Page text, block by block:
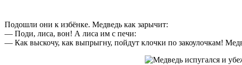
Подошли они к избёнке. Медведь как зарычит:
— Поди, лиса, вон! А лиса им с печи:
— Как выскочу, как выпрыгну, пойдут клочки по закоулочкам!